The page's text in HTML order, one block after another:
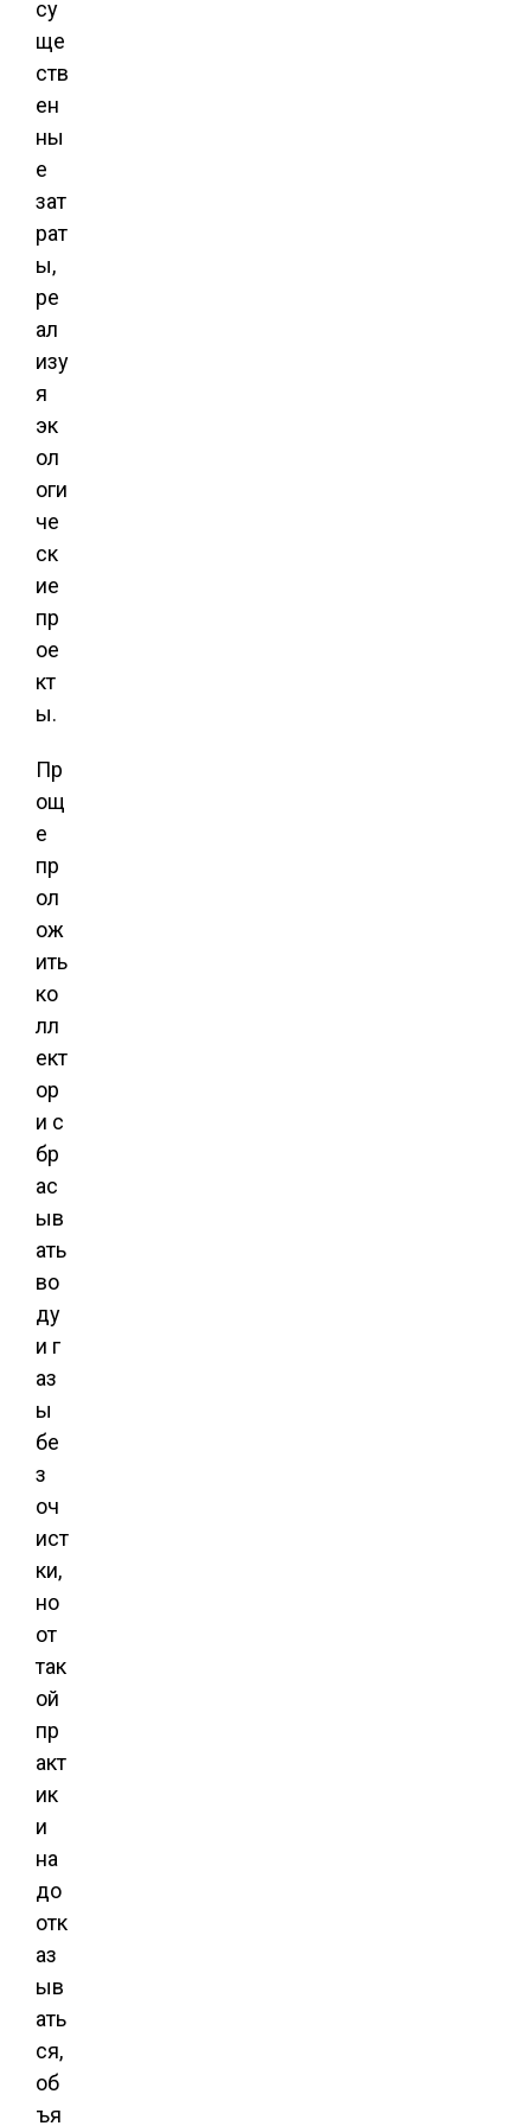
су
ще
ств
ен
ны
е
зат
рат
ы,
ре
ал
изу
я
эк
ол
оги
че
ск
ие
пр
ое
кт
ы.
Пр
ощ
е
пр
ол
ож
ить
ко
лл
ект
ор
и с
бр
ас
ыв
ать
во
ду
и г
аз
ы
бе
з
оч
ист
ки,
но
от
так
ой
пр
акт
ик
и
на
до
отк
аз
ыв
ать
ся,
об
ъя